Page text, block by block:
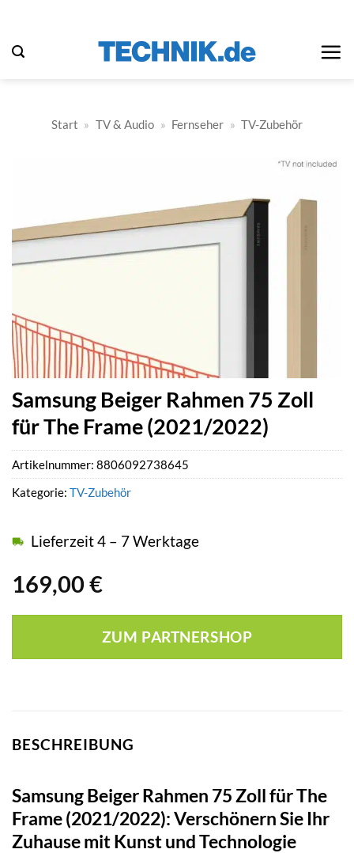
springen
Start » TV & Audio » Fernseher » TV-Zubehör
Samsung Beiger Rahmen 75 Zoll
für The Frame (2021/2022)
169,00 €
Lieferzeit 4 – 7 Werktage
ZUM PARTNERSHOP
Artikelnummer: 8806092738645
Kategorie: TV-Zubehör
BESCHREIBUNG
Samsung Beiger Rahmen 75 Zoll für The
Frame (2021/2022): Verschönern Sie Ihr
Zuhause mit Kunst und Technologie